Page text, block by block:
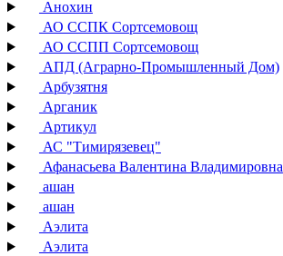
Анохин
АО ССПК Сортсемовощ
АО ССПП Сортсемовощ
АПД (Аграрно-Промышленный Дом)
Арбузятня
Арганик
Артикул
АС "Тимирязевец"
Афанасьева Валентина Владимировна
ашан
ашан
Аэлита
Аэлита